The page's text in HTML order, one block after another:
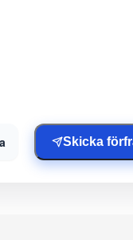
Skicka